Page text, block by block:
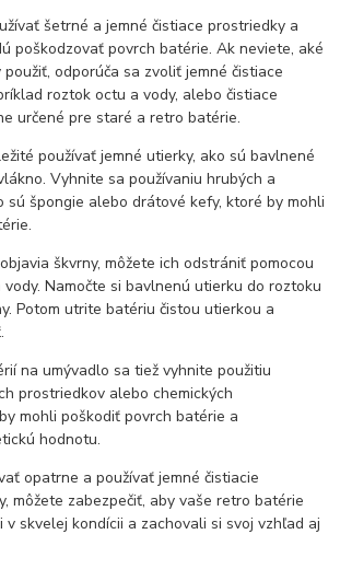
šetrné a jemné čistiace prostriedky a
poškodzovať povrch batérie. Ak neviete, aké
odporúča sa zvoliť jemné čistiace
roztok octu a vody, alebo čistiace
určené pre staré a retro batérie.
používať jemné utierky, ako sú bavlnené
Vyhnite sa používaniu hrubých a
sú špongie alebo drátové kefy, ktoré by mohli
škvrny, môžete ich odstrániť pomocou
Namočte si bavlnenú utierku do roztoku
Potom utrite batériu čistou utierkou a
na umývadlo sa tiež vyhnite použitiu
prostriedkov alebo chemických
mohli poškodiť povrch batérie a
hodnotu.
opatrne a používať jemné čistiacie
môžete zabezpečiť, aby vaše retro batérie
skvelej kondícii a zachovali si svoj vzhľad aj